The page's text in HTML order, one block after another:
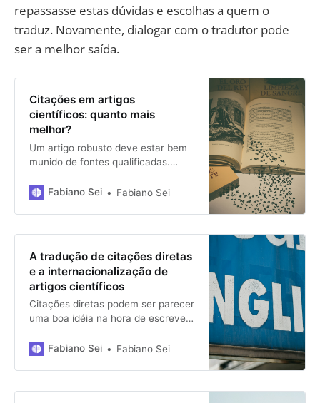
repassasse estas dúvidas e escolhas a quem o
traduz. Novamente, dialogar com o tradutor pode
ser a melhor saída.
Citações em artigos
científicos: quanto mais
melhor?
Um artigo robusto deve estar bem
munido de fontes qualificadas.
melhor, certo? Bom, pode não ser
Fabiano Sei Fabiano Sei
A tradução de citações diretas
e a internacionalização de
artigos científicos
Citações diretas podem ser parecer
uma boa idéia na hora de escrever
traduzi-lo, há algumas coisas que
funcionar.
Fabiano Sei Fabiano Sei